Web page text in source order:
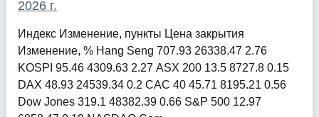
2026 г.
Индекс Изменение, пункты Цена закрытия
Изменение, % Hang Seng 707.93 26338.47 2.76
KOSPI 95.46 4309.63 2.27 ASX 200 13.5 8727.8 0.15
DAX 48.93 24539.34 0.2 CAC 40 45.71 8195.21 0.56
Dow Jones 319.1 48382.39 0.66 S&P 500 12.97